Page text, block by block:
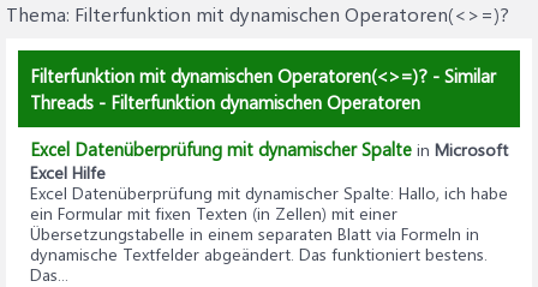
Thema: Filterfunktion mit dynamischen Operatoren(<>=)?
Filterfunktion mit dynamischen Operatoren(<>=)? - Similar
Threads - Filterfunktion dynamischen Operatoren
Excel Datenüberprüfung mit dynamischer Spalte in Microsoft
Excel Hilfe
Excel Datenüberprüfung mit dynamischer Spalte: Hallo, ich habe
ein Formular mit fixen Texten (in Zellen) mit einer
Übersetzungstabelle in einem separaten Blatt via Formeln in
dynamische Textfelder abgeändert. Das funktioniert bestens.
Das...